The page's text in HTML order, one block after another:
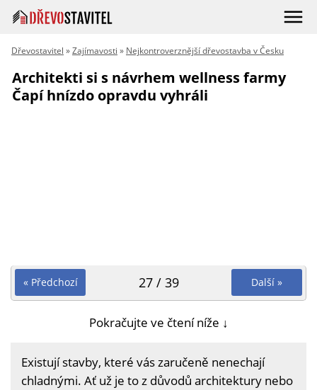
Dřevostavitel »Zajímavosti » Nejkontroverznější dřevostavba v Česku
Architekti si s návrhem wellness farmy
Čapí hnízdo opravdu vyhráli
« Předchozí Další »
27 / 39
Pokračujte ve čtení níže ↓
Existují stavby, které vás zaručeně nenechají
chladnými. Ať už je to z důvodů architektury nebo